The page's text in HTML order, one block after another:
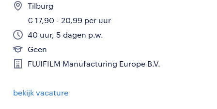
Tilburg
€ 17,90 - 20,99 per uur
40 uur, 5 dagen p.w.
Geen
FUJIFILM Manufacturing Europe B.V.
bekijk vacature